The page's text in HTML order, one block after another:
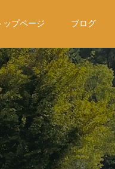
ップページ ブログ